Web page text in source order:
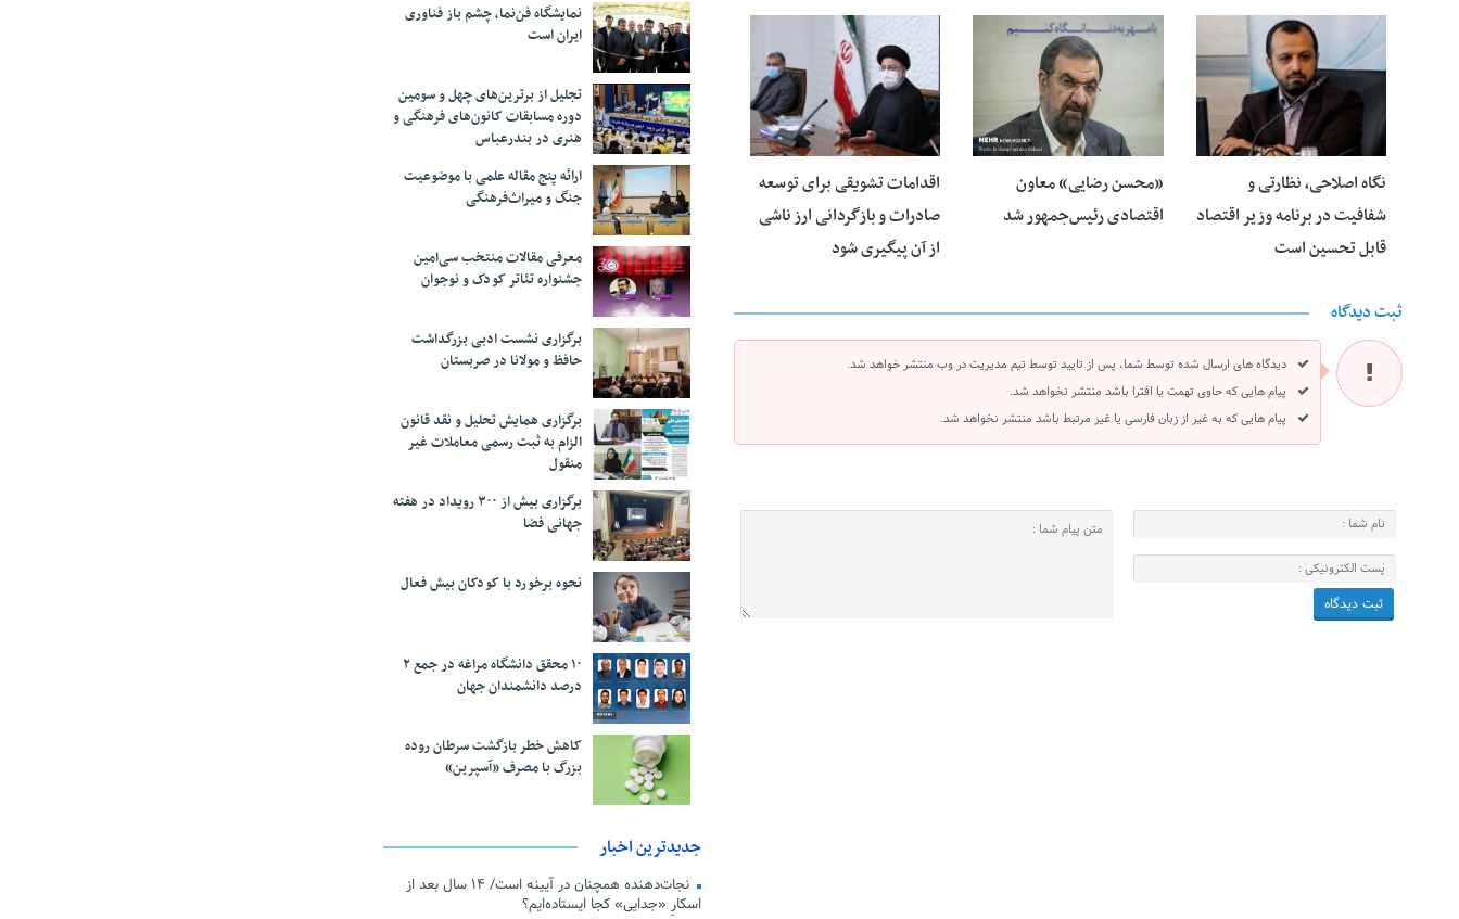
25 آگوست 2021
نگاه اصلاحی، نظارتی و
شفافیت در برنامه وزیر اقتصاد
قابل تحسین است
«محسن رضایی» معاون
اقتصادی رئیس‌جمهور شد
اقدامات تشویقی برای توسعه
صادرات و بازگردانی ارز ناشی
از آن پیگیری شود
ثبت دیدگاه
دیدگاه های ارسال شده توسط شما، پس از تایید توسط تیم مدیریت در وب منتشر خواهد شد.
پیام هایی که حاوی تهمت یا افترا باشد منتشر نخواهد شد.
پیام هایی که به غیر از زبان فارسی یا غیر مرتبط باشد منتشر نخواهد شد.
نمایشگاه فن‌نما، چشم باز فناوری
ایران است
تجلیل از بر‌ترین‌های چهل و سومین
دوره مسابقات کانون‌های فرهنگی و
هنری در بندرعباس
ارائه پنج مقاله علمی با موضوعیت
جنگ و میراث‌فرهنگی
معرفی مقالات منتخب سی‌امین
جشنواره تئاتر کودک و نوجوان
برگزاری نشست ادبی بزرگداشت
حافظ و مولانا در صربستان
برگزاری همایش تحلیل و نقد قانون
الزام به ثبت رسمی معاملات غیر
منقول
برگزاری بیش از ۳۰۰ رویداد در هفته
جهانی فضا
نحوه برخورد با کودکان بیش فعال
۱۰ محقق دانشگاه مراغه در جمع ۲
درصد دانشمندان جهان
کاهش خطر بازگشت سرطان روده
بزرگ با مصرف «آسپرین»
جدیدترین اخبار
نجات‌دهنده‌ همچنان در آیینه است/ ۱۴ سال بعد از
اسکارِ «جدایی» کجا ایستاده‌ایم؟